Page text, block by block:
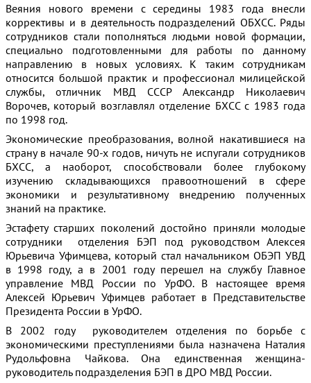
Веяния нового времени с середины 1983 года внесли
коррективы и в деятельность подразделений ОБХСС. Ряды
сотрудников стали пополняться людьми новой формации,
специально подготовленными для работы по данному
направлению в новых условиях. К таким сотрудникам
относится большой практик и профессионал милицейской
службы, отличник МВД СССР Александр Николаевич
Ворочев, который возглавлял отделение БХСС с 1983 года
по 1998 год.
Экономические преобразования, волной накатившиеся на
страну в начале 90-х годов, ничуть не испугали сотрудников
БХСС, а наоборот, способствовали более глубокому
изучению складывающихся правоотношений в сфере
экономики и результативному внедрению полученных
знаний на практике.
Эстафету старших поколений достойно приняли молодые
сотрудники отделения БЭП под руководством Алексея
Юрьевича Уфимцева, который стал начальником ОБЭП УВД
в 1998 году, а в 2001 году перешел на службу Главное
управление МВД России по УрФО. В настоящее время
Алексей Юрьевич Уфимцев работает в Представительстве
Президента России в УрФО.
В 2002 году руководителем отделения по борьбе с
экономическими преступлениями была назначена Наталия
Рудольфовна Чайкова. Она единственная женщина-
руководитель подразделения БЭП в ДРО МВД России.